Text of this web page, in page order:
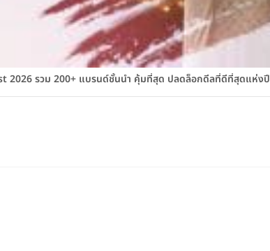
2026 รวม 200+ แบรนด์ชั้นนำ คุ้มที่สุด ปลดล็อกดีลที่ดีที่สุดแห่งปี